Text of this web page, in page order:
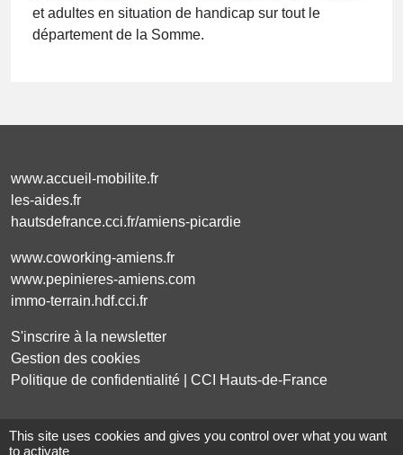
et adultes en situation de handicap sur tout le
département de la Somme.
www.accueil-mobilite.fr
les-aides.fr
hautsdefrance.cci.fr/amiens-picardie
www.coworking-amiens.fr
www.pepinieres-amiens.com
immo-terrain.hdf.cci.fr
S'inscrire à la newsletter
Gestion des cookies
Politique de confidentialité | CCI Hauts-de-France
This site uses cookies and gives you control over what you want
to activate